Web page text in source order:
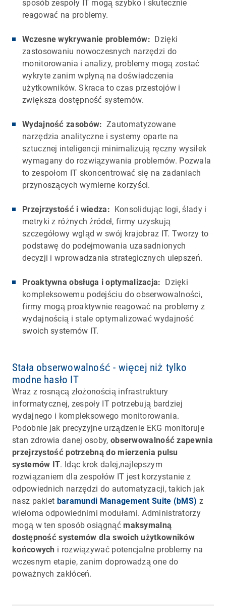
sposób zespoły IT mogą szybko i skutecznie
reagować na problemy.
Wczesne wykrywanie problemów: Dzięki
zastosowaniu nowoczesnych narzędzi do
monitorowania i analizy, problemy mogą zostać
wykryte zanim wpłyną na doświadczenia
użytkowników. Skraca to czas przestojów i
zwiększa dostępność systemów.
Wydajność zasobów: Zautomatyzowane
narzędzia analityczne i systemy oparte na
sztucznej inteligencji minimalizują ręczny wysiłek
wymagany do rozwiązywania problemów. Pozwala
to zespołom IT skoncentrować się na zadaniach
przynoszących wymierne korzyści.
Przejrzystość i wiedza: Konsolidując logi, ślady i
metryki z różnych źródeł, firmy uzyskują
szczegółowy wgląd w swój krajobraz IT. Tworzy to
podstawę do podejmowania uzasadnionych
decyzji i wprowadzania strategicznych ulepszeń.
Proaktywna obsługa i optymalizacja: Dzięki
kompleksowemu podejściu do obserwowalności,
firmy mogą proaktywnie reagować na problemy z
wydajnością i stale optymalizować wydajność
swoich systemów IT.
Stała obserwowalność - więcej niż tylko
modne hasło IT
Wraz z rosnącą złożonością infrastruktury
informatycznej, zespoły IT potrzebują bardziej
wydajnego i kompleksowego monitorowania.
Podobnie jak precyzyjne urządzenie EKG monitoruje
stan zdrowia danej osoby, obserwowalność zapewnia
przejrzystość potrzebną do mierzenia pulsu
systemów IT. Idąc krok dalej,najlepszym
rozwiązaniem dla zespołów IT jest korzystanie z
odpowiednich narzędzi do automatyzacji, takich jak
nasz pakiet baramundi Management Suite (bMS) z
wieloma odpowiednimi modułami. Administratorzy
mogą w ten sposób osiągnąć maksymalną
dostępność systemów dla swoich użytkowników
końcowych i rozwiązywać potencjalne problemy na
wczesnym etapie, zanim doprowadzą one do
poważnych zakłóceń.